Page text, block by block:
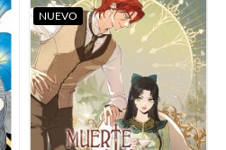
NUEVO